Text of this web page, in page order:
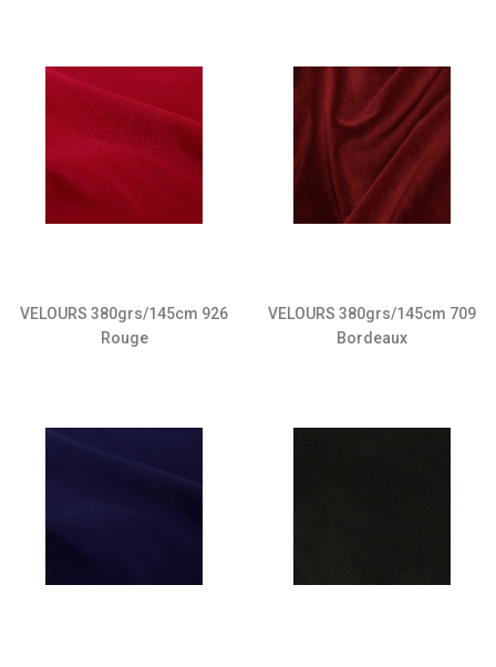
VELOURS 380grs/145cm 926
Rouge
VELOURS 380grs/145cm 709
Bordeaux